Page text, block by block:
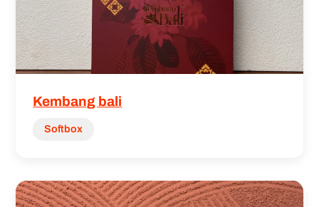
Kembang bali
Softbox